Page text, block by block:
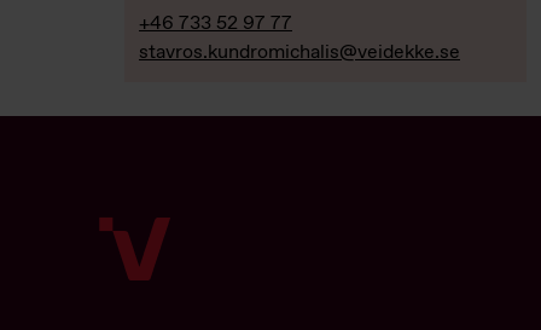
+46 733 52 97 77
stavros.kundromichalis@veidekke.se